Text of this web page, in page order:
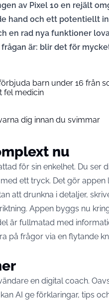
av Pixel 10 en rejält
hand och ett potentiellt
en rad nya funktioner
är: blir det för
barn under 16 från
fel medicin
dig innan du svimmar
nu
för sin enkelhet. Du ser
ett tryck. Det gör appen
att drunkna i detaljer,
Appen byggs nu
är fullmatad med
på frågor via en flytande
en digital coach.
AI ge förklaringar, tips